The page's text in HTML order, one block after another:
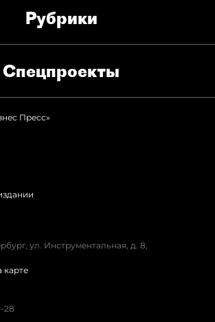
Рубрики
Спец­проекты
Пресс»
ул. Инструментальная, д. 8,
карте
28